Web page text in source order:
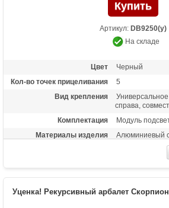
Артикул: DB9250(у)
На складе
Цвет
Черный
Кол-во точек прицеливания
5
Вид крепления
справа,
Комплектация
Модуль
Материалы изделия
Алюминиевый
Яркие
толщиной
3D уровень
осям
слайдер),
Уценка! Рекурсивный арбалет